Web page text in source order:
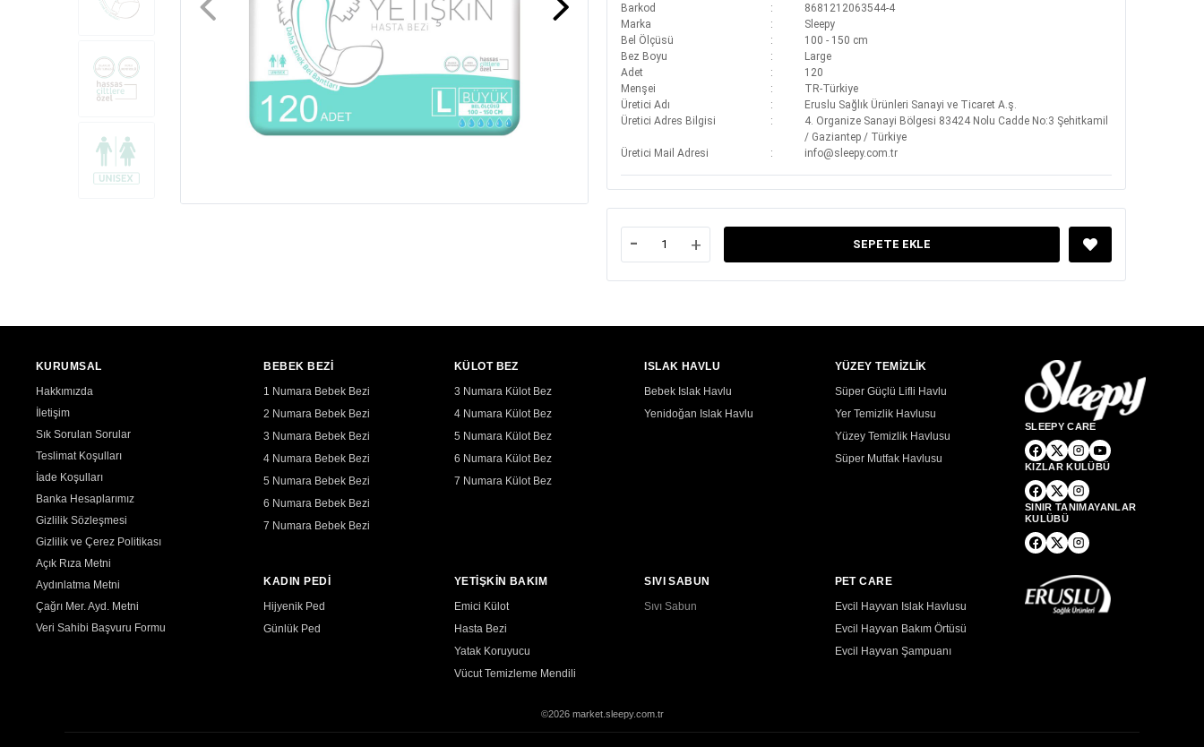
Barkod
8681212063544-4
Marka
Sleepy
Bel Ölçüsü
100 - 150 cm
Bez Boyu
Large
Adet
120
Menşei
TR-Türkiye
Üretici Adı
Eruslu Sağlık Ürünleri Sanayi ve Ticaret A.ş.
Üretici Adres Bilgisi
4. Organize Sanayi Bölgesi 83424 Nolu Cadde No:3 Şehitkamil
/ Gaziantep / Türkiye
Üretici Mail Adresi
info@sleepy.com.tr
- + SEPETE EKLE
KURUMSAL
Hakkımızda
İletişim
Sık Sorulan Sorular
Teslimat Koşulları
İade Koşulları
Banka Hesaplarımız
Gizlilik Sözleşmesi
Gizlilik ve Çerez Politikası
Açık Rıza Metni
Aydınlatma Metni
Çağrı Mer. Ayd. Metni
Veri Sahibi Başvuru Formu
BEBEK BEZİ
1 Numara Bebek Bezi
2 Numara Bebek Bezi
3 Numara Bebek Bezi
4 Numara Bebek Bezi
5 Numara Bebek Bezi
6 Numara Bebek Bezi
7 Numara Bebek Bezi
KÜLOT BEZ
3 Numara Külot Bez
4 Numara Külot Bez
5 Numara Külot Bez
6 Numara Külot Bez
7 Numara Külot Bez
ISLAK HAVLU
Bebek Islak Havlu
Yenidoğan Islak Havlu
YÜZEY TEMİZLİK
Süper Güçlü Lifli Havlu
Yer Temizlik Havlusu
Yüzey Temizlik Havlusu
Süper Mutfak Havlusu
KADIN PEDİ
Hijyenik Ped
Günlük Ped
YETİŞKİN BAKIM
Emici Külot
Hasta Bezi
Yatak Koruyucu
Vücut Temizleme Mendili
SIVI SABUN
Sıvı Sabun
PET CARE
Evcil Hayvan Islak Havlusu
Evcil Hayvan Bakım Örtüsü
Evcil Hayvan Şampuanı
SLEEPY CARE
KIZLAR KULÜBÜ
SINIR TANIMAYANLAR
KULÜBÜ
©2026 market.sleepy.com.tr